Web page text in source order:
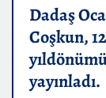
Dadaş
Coşkun,
yayınladı.